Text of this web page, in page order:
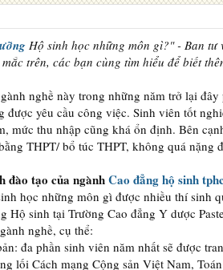
Hộ sinh học những môn gì?" - Ban tư
trên, các bạn cùng tìm hiểu để biết
nghề này trong những năm trở lại
được yêu cầu công việc. Sinh viên tốt
mức thu nhập cũng khá ổn định. Bên
THPT/ bổ túc THPT, không quá nặng
đào tạo của ngànhCao đẳng hộ sinh
học những môn gì được nhiều thí sinh
Hộ sinh tại Trường Cao đẳng Y dược
nghề, cụ thể:
đa phần sinh viên năm nhất sẽ được
lối Cách mạng Cộng sản Việt Nam,